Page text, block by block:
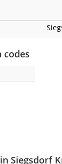
codes
Siegsdorf